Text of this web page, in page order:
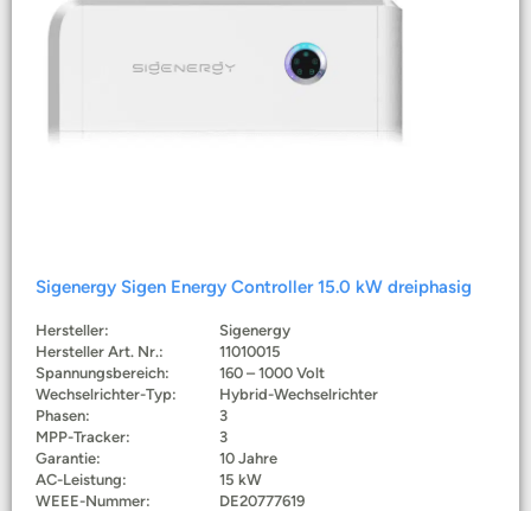
Sigenergy Sigen Energy Controller 15.0 kW dreiphasig
Hersteller:
Sigenergy
Hersteller Art. Nr.:
11010015
Spannungsbereich:
160 – 1000 Volt
Wechselrichter-Typ:
Hybrid-Wechselrichter
Phasen:
3
MPP-Tracker:
3
Garantie:
10 Jahre
AC-Leistung:
15 kW
WEEE-Nummer:
DE20777619